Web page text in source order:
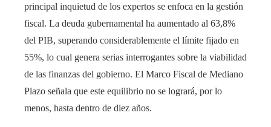
principal inquietud de los expertos se enfoca en la gestión
fiscal. La deuda gubernamental ha aumentado al 63,8%
del PIB, superando considerablemente el límite fijado en
55%, lo cual genera serias interrogantes sobre la viabilidad
de las finanzas del gobierno. El Marco Fiscal de Mediano
Plazo señala que este equilibrio no se logrará, por lo
menos, hasta dentro de diez años.